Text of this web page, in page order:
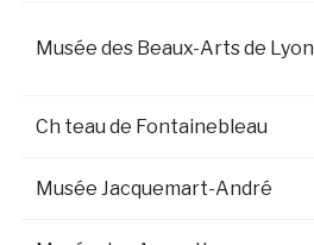
Musée des Beaux-Arts de Lyon
Ch teau de Fontainebleau
Musée Jacquemart-André